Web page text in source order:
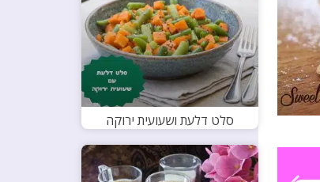
סלט דלעת ושעועית ירוקה